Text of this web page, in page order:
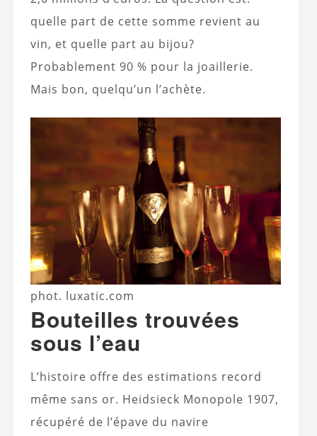
quelle part de cette somme revient au
vin, et quelle part au bijou?
Probablement 90 % pour la joaillerie.
Mais bon, quelqu’un l’achète.
phot. luxatic.com
Bouteilles trouvées
sous l’eau
L’histoire offre des estimations record
même sans or. Heidsieck Monopole 1907,
récupéré de l’épave du navire